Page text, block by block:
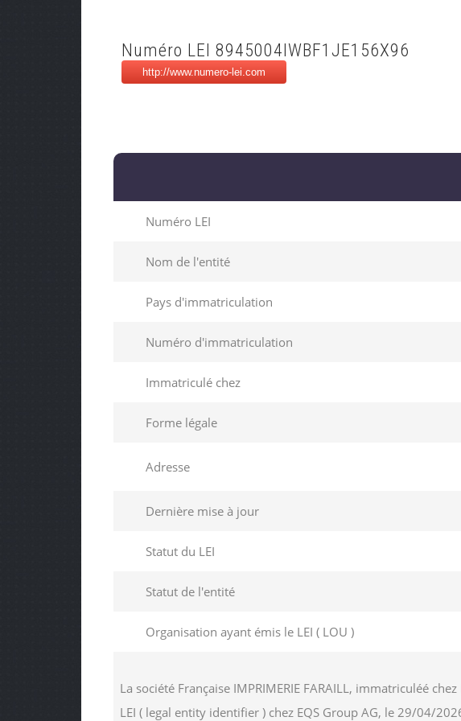
Numéro LEI 8945004IWBF1JE156X96
Numéro LEI
Nom de l'entité
Pays d'immatriculation
Numéro d'immatriculation
Immatriculé chez
Forme légale
Adresse
Dernière mise à jour
Statut du LEI
Statut de l'entité
Organisation ayant émis le LEI ( LOU )
La société Française IMPRIMERIE FARAILL, immatriculéé
LEI ( legal entity identifier ) chez EQS Group AG, le 29/04/